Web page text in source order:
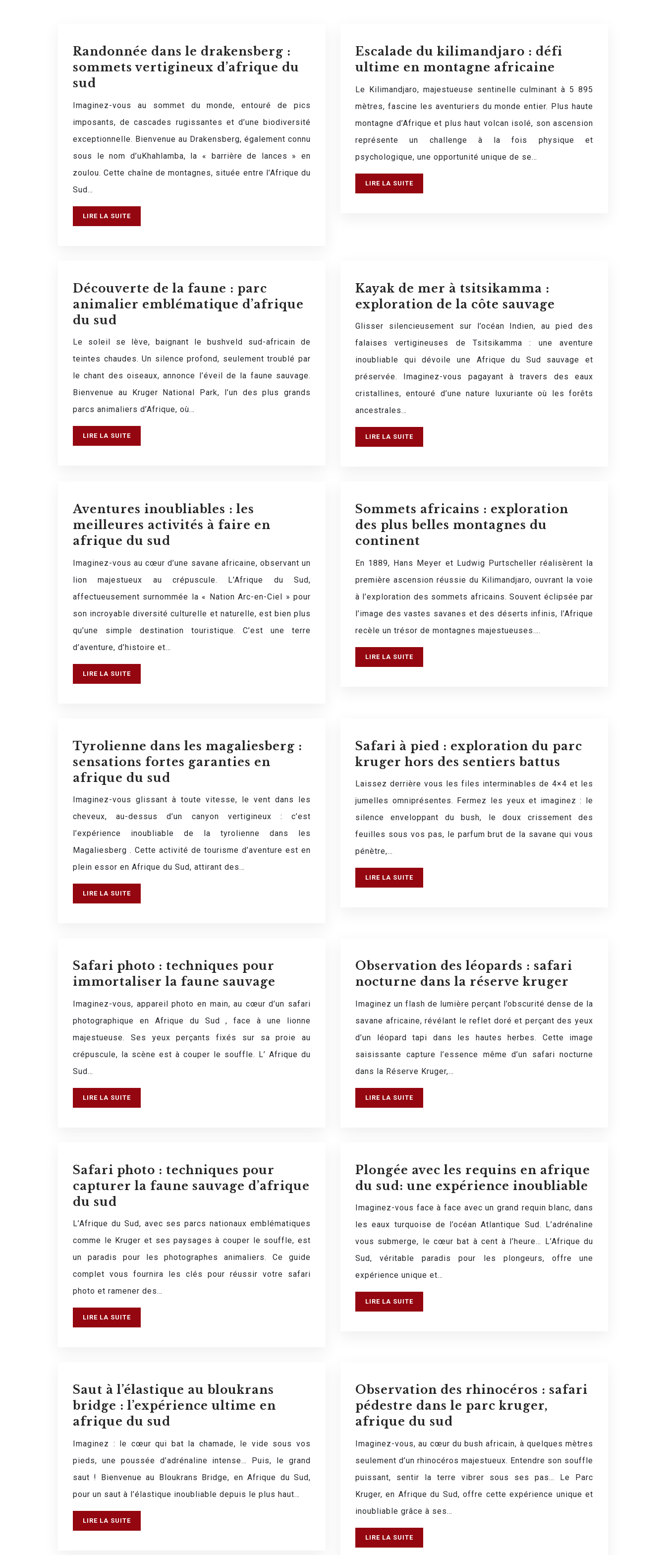
Randonnée dans le drakensberg :
sommets vertigineux d’afrique du
sud
Imaginez-vous au sommet du monde, entouré de pics
imposants, de cascades rugissantes et d’une biodiversité
exceptionnelle. Bienvenue au Drakensberg, également connu
sous le nom d’uKhahlamba, la « barrière de lances » en
zoulou. Cette chaîne de montagnes, située entre l’Afrique du
Sud…
LIRE LA SUITE
Escalade du kilimandjaro : défi
ultime en montagne africaine
Le Kilimandjaro, majestueuse sentinelle culminant à 5 895
mètres, fascine les aventuriers du monde entier. Plus haute
montagne d’Afrique et plus haut volcan isolé, son ascension
représente un challenge à la fois physique et
psychologique, une opportunité unique de se…
LIRE LA SUITE
Découverte de la faune : parc
animalier emblématique d’afrique
du sud
Le soleil se lève, baignant le bushveld sud-africain de
teintes chaudes. Un silence profond, seulement troublé par
le chant des oiseaux, annonce l’éveil de la faune sauvage.
Bienvenue au Kruger National Park, l’un des plus grands
parcs animaliers d’Afrique, où…
LIRE LA SUITE
Kayak de mer à tsitsikamma :
exploration de la côte sauvage
Glisser silencieusement sur l’océan Indien, au pied des
falaises vertigineuses de Tsitsikamma : une aventure
inoubliable qui dévoile une Afrique du Sud sauvage et
préservée. Imaginez-vous pagayant à travers des eaux
cristallines, entouré d’une nature luxuriante où les forêts
ancestrales…
LIRE LA SUITE
Aventures inoubliables : les
meilleures activités à faire en
afrique du sud
Imaginez-vous au cœur d’une savane africaine, observant un
lion majestueux au crépuscule. L’Afrique du Sud,
affectueusement surnommée la « Nation Arc-en-Ciel » pour
son incroyable diversité culturelle et naturelle, est bien plus
qu’une simple destination touristique. C’est une terre
d’aventure, d’histoire et…
LIRE LA SUITE
Sommets africains : exploration
des plus belles montagnes du
continent
En 1889, Hans Meyer et Ludwig Purtscheller réalisèrent la
première ascension réussie du Kilimandjaro, ouvrant la voie
à l’exploration des sommets africains. Souvent éclipsée par
l’image des vastes savanes et des déserts infinis, l’Afrique
recèle un trésor de montagnes majestueuses….
LIRE LA SUITE
Tyrolienne dans les magaliesberg :
sensations fortes garanties en
afrique du sud
Imaginez-vous glissant à toute vitesse, le vent dans les
cheveux, au-dessus d’un canyon vertigineux : c’est
l’expérience inoubliable de la tyrolienne dans les
Magaliesberg . Cette activité de tourisme d’aventure est en
plein essor en Afrique du Sud, attirant des…
LIRE LA SUITE
Safari à pied : exploration du parc
kruger hors des sentiers battus
Laissez derrière vous les files interminables de 4×4 et les
jumelles omniprésentes. Fermez les yeux et imaginez : le
silence enveloppant du bush, le doux crissement des
feuilles sous vos pas, le parfum brut de la savane qui vous
pénètre,…
LIRE LA SUITE
Safari photo : techniques pour
immortaliser la faune sauvage
Imaginez-vous, appareil photo en main, au cœur d’un safari
photographique en Afrique du Sud , face à une lionne
majestueuse. Ses yeux perçants fixés sur sa proie au
crépuscule, la scène est à couper le souffle. L’ Afrique du
Sud…
LIRE LA SUITE
Observation des léopards : safari
nocturne dans la réserve kruger
Imaginez un flash de lumière perçant l’obscurité dense de la
savane africaine, révélant le reflet doré et perçant des yeux
d’un léopard tapi dans les hautes herbes. Cette image
saisissante capture l’essence même d’un safari nocturne
dans la Réserve Kruger,…
LIRE LA SUITE
Safari photo : techniques pour
capturer la faune sauvage d’afrique
du sud
L’Afrique du Sud, avec ses parcs nationaux emblématiques
comme le Kruger et ses paysages à couper le souffle, est
un paradis pour les photographes animaliers. Ce guide
complet vous fournira les clés pour réussir votre safari
photo et ramener des…
LIRE LA SUITE
Plongée avec les requins en afrique
du sud: une expérience inoubliable
Imaginez-vous face à face avec un grand requin blanc, dans
les eaux turquoise de l’océan Atlantique Sud. L’adrénaline
vous submerge, le cœur bat à cent à l’heure… L’Afrique du
Sud, véritable paradis pour les plongeurs, offre une
expérience unique et…
LIRE LA SUITE
Saut à l’élastique au bloukrans
bridge : l’expérience ultime en
afrique du sud
Imaginez : le cœur qui bat la chamade, le vide sous vos
pieds, une poussée d’adrénaline intense… Puis, le grand
saut ! Bienvenue au Bloukrans Bridge, en Afrique du Sud,
pour un saut à l’élastique inoubliable depuis le plus haut…
LIRE LA SUITE
Observation des rhinocéros : safari
pédestre dans le parc kruger,
afrique du sud
Imaginez-vous, au cœur du bush africain, à quelques mètres
seulement d’un rhinocéros majestueux. Entendre son souffle
puissant, sentir la terre vibrer sous ses pas… Le Parc
Kruger, en Afrique du Sud, offre cette expérience unique et
inoubliable grâce à ses…
LIRE LA SUITE